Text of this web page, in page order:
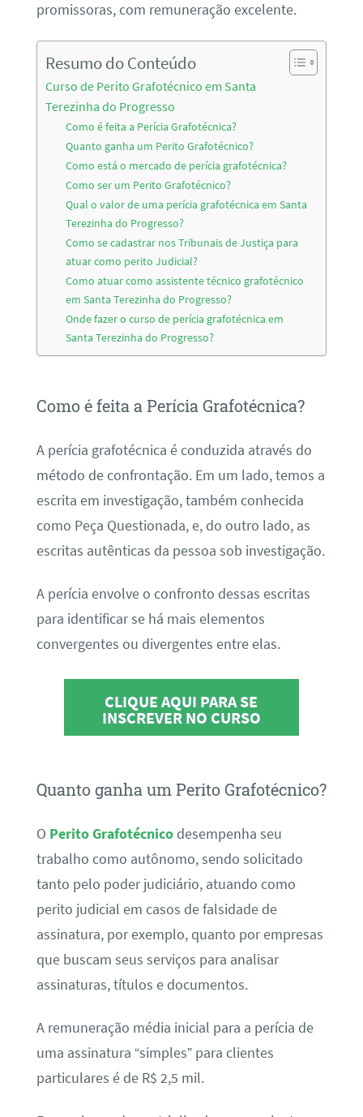
promissoras, com remuneração excelente.
Resumo do Conteúdo
Curso de Perito Grafotécnico em Santa
Terezinha do Progresso
Como é feita a Perícia Grafotécnica?
Quanto ganha um Perito Grafotécnico?
Como está o mercado de perícia grafotécnica?
Como ser um Perito Grafotécnico?
Qual o valor de uma perícia grafotécnica em Santa
Terezinha do Progresso?
Como se cadastrar nos Tribunais de Justiça para
atuar como perito Judicial?
Como atuar como assistente técnico grafotécnico
em Santa Terezinha do Progresso?
Onde fazer o curso de perícia grafotécnica em
Santa Terezinha do Progresso?
Como é feita a Perícia Grafotécnica?
A perícia grafotécnica é conduzida através do
método de confrontação. Em um lado, temos a
escrita em investigação, também conhecida
como Peça Questionada, e, do outro lado, as
escritas autênticas da pessoa sob investigação.
A perícia envolve o confronto dessas escritas
para identificar se há mais elementos
convergentes ou divergentes entre elas.
CLIQUE AQUI PARA SE
INSCREVER NO CURSO
Quanto ganha um Perito Grafotécnico?
O Perito Grafotécnicodesempenha seu
trabalho como autônomo, sendo solicitado
tanto pelo poder judiciário, atuando como
perito judicial em casos de falsidade de
assinatura, por exemplo, quanto por empresas
que buscam seus serviços para analisar
assinaturas, títulos e documentos.
A remuneração média inicial para a perícia de
uma assinatura “simples” para clientes
particulares é de R$ 2,5 mil.